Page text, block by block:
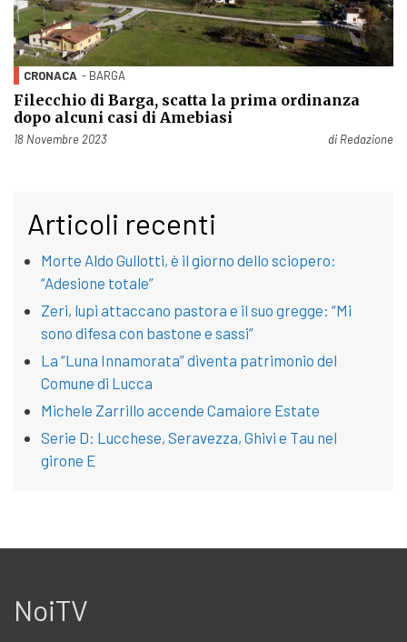
CRONACA - BARGA
Filecchio di Barga, scatta la prima ordinanza
dopo alcuni casi di Amebiasi
Pubblicato il
18 Novembre 2023 di Redazione
Articoli recenti
Morte Aldo Gullotti, è il giorno dello sciopero:
“Adesione totale”
Zeri, lupi attaccano pastora e il suo gregge: “Mi
sono difesa con bastone e sassi”
La “Luna Innamorata” diventa patrimonio del
Comune di Lucca
Michele Zarrillo accende Camaiore Estate
Serie D: Lucchese, Seravezza, Ghivi e Tau nel
girone E
NoiTV